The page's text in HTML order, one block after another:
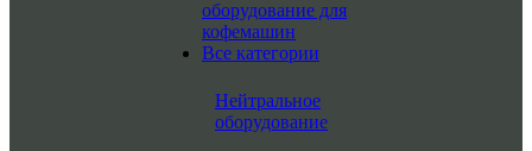
оборудование для
кофемашин
Все категории
Нейтральное
оборудование